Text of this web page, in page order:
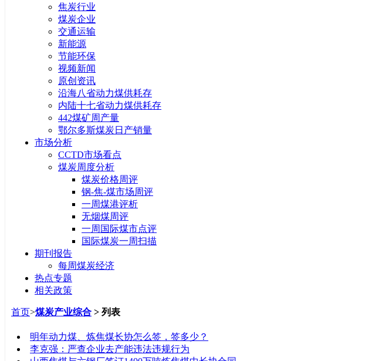
焦炭行业
煤炭企业
交通运输
新能源
节能环保
视频新闻
原创资讯
沿海八省动力煤供耗存
内陆十七省动力煤供耗存
442煤矿周产量
鄂尔多斯煤炭日产销量
市场分析
CCTD市场看点
煤炭周度分析
煤炭价格周评
钢-焦-煤市场周评
一周煤港评析
无烟煤周评
一周国际煤市点评
国际煤炭一周扫描
期刊报告
每周煤炭经济
热点专题
相关政策
首页>煤炭产业综合 > 列表
明年动力煤、炼焦煤长协怎么签，签多少？
李克强：严查企业去产能违法违规行为